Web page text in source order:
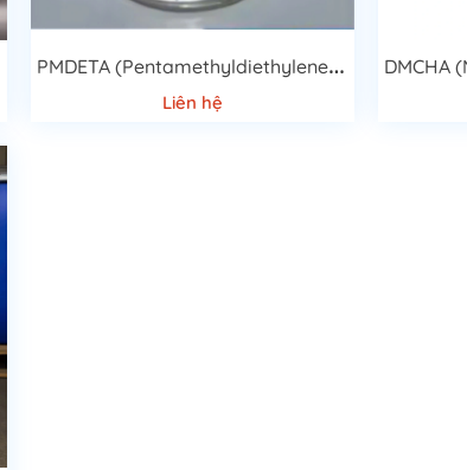
P
MDETA (Pentamethyldiethylenetriamine)
Liên hệ